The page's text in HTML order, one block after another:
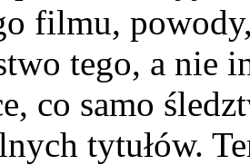
filmu,
tego, a nie
co samo
tytułów.